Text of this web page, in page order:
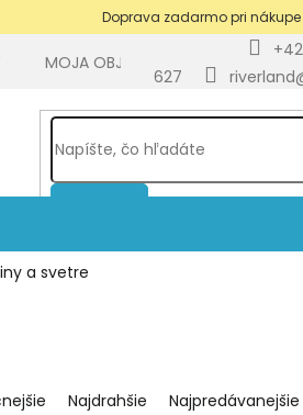
Doprava zadarmo pri
627
MOJA OBJEDNÁVKA BLOG
a svetre
Najdrahšie Najpredávanejšie